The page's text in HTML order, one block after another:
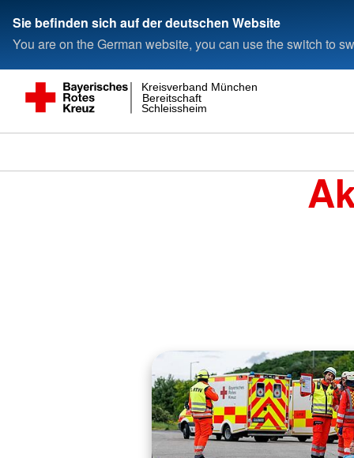
Sie befinden sich auf der deutschen Website
You are on the German website, you can use the switch to
Schleissheim
Bereitschaft
Kreisverband München